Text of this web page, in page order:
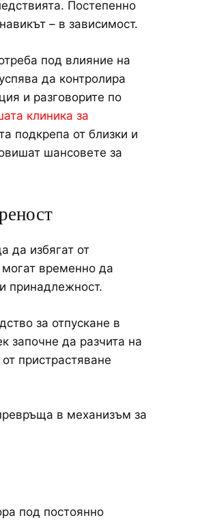
Постепенно
– в зависимост.
под влияние на
да контролира
и разговорите по
клиника за
подкрепа от близки и
шансовете за
да избягат от
временно да
принадлежност.
за отпускане в
започне да разчита на
пристрастяване
в механизъм за
под постоянно